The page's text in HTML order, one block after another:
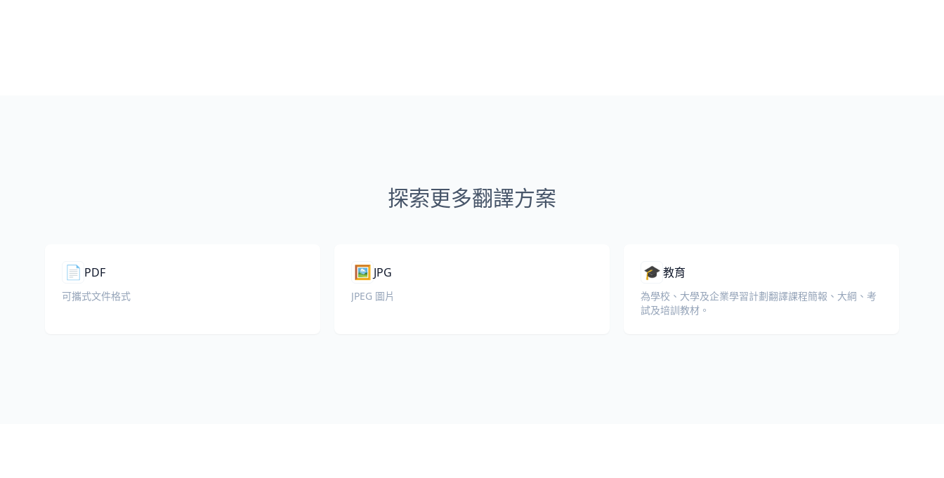
探索更多翻譯方案
📄 PDF
可攜式文件格式
🖼️ JPG
JPEG 圖片
🎓教育
為學校、大學及企業學習計劃翻譯課程簡報、大綱、考
試及培訓教材。